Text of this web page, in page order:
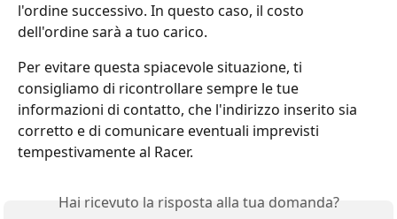
l'ordine successivo. In questo caso, il costo
dell'ordine sarà a tuo carico.
Per evitare questa spiacevole situazione, ti
consigliamo di ricontrollare sempre le tue
informazioni di contatto, che l'indirizzo inserito sia
corretto e di comunicare eventuali imprevisti
tempestivamente al Racer.
Hai ricevuto la risposta alla tua domanda?